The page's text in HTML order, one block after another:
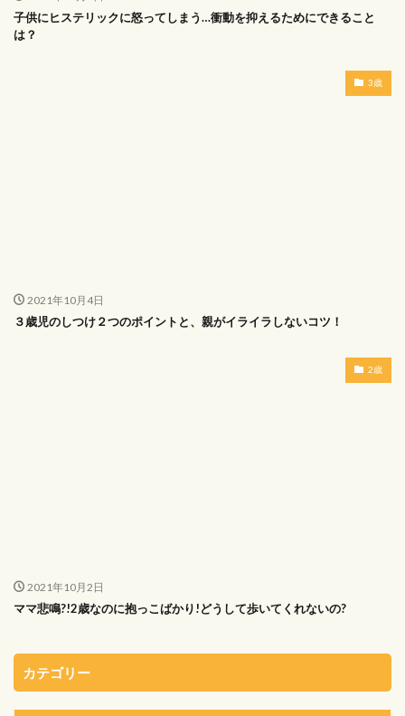
子供にヒステリックに怒ってしまう…衝動を抑えるためにできること
は？
3歳
2021年10月4日
３歳児のしつけ２つのポイントと、親がイライラしないコツ！
2歳
2021年10月2日
ママ悲鳴?!2歳なのに抱っこばかり!どうして歩いてくれないの?
カテゴリー